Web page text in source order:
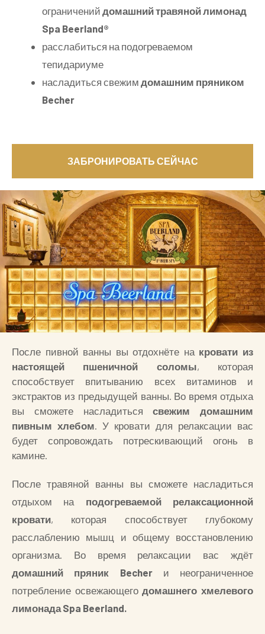
ограничений домашний травяной лимонад
Spa Beerland®
расслабиться на подогреваемом
тепидариуме
насладиться свежим домашним пряником
Becher
ЗАБРОНИРОВАТЬ СЕЙЧАС
После пивной ванны вы отдохнёте на кровати из
настоящей пшеничной соломы, которая
способствует впитыванию всех витаминов и
экстрактов из предыдущей ванны. Во время отдыха
вы сможете насладитьсясвежим домашним
пивным хлебом . У кровати для релаксации вас
будет сопровождать потрескивающий огонь в
камине.
После травяной ванны вы сможете насладиться
отдыхом на подогреваемой релаксационной
кровати, которая способствует глубокому
расслаблению мышц и общему восстановлению
организма. Во время релаксации вас ждёт
домашний пряник Becherи неограниченное
потребление освежающего домашнего хмелевого
лимонада Spa Beerland.